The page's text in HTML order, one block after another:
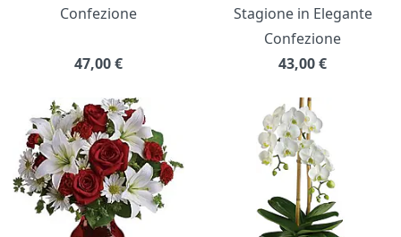
Confezione
47,00€
Stagione in Elegante
Confezione
43,00€